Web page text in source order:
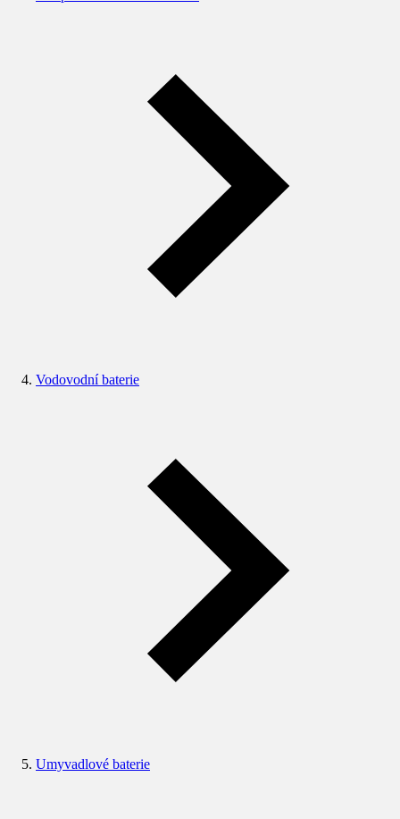
Vodovodní baterie
Umyvadlové baterie